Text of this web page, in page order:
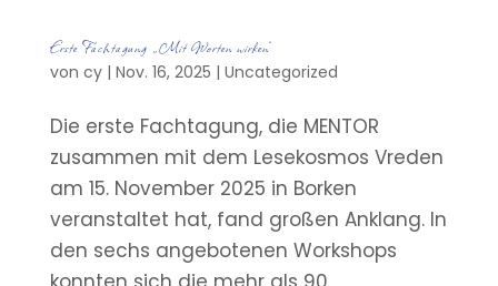
Erste Fachtagung „Mit Worten wirken“
von cy| Nov. 16, 2025 | Uncategorized
Die erste Fachtagung, die MENTOR
zusammen mit dem Lesekosmos Vreden
am 15. November 2025 in Borken
veranstaltet hat, fand großen Anklang. In
den sechs angebotenen Workshops